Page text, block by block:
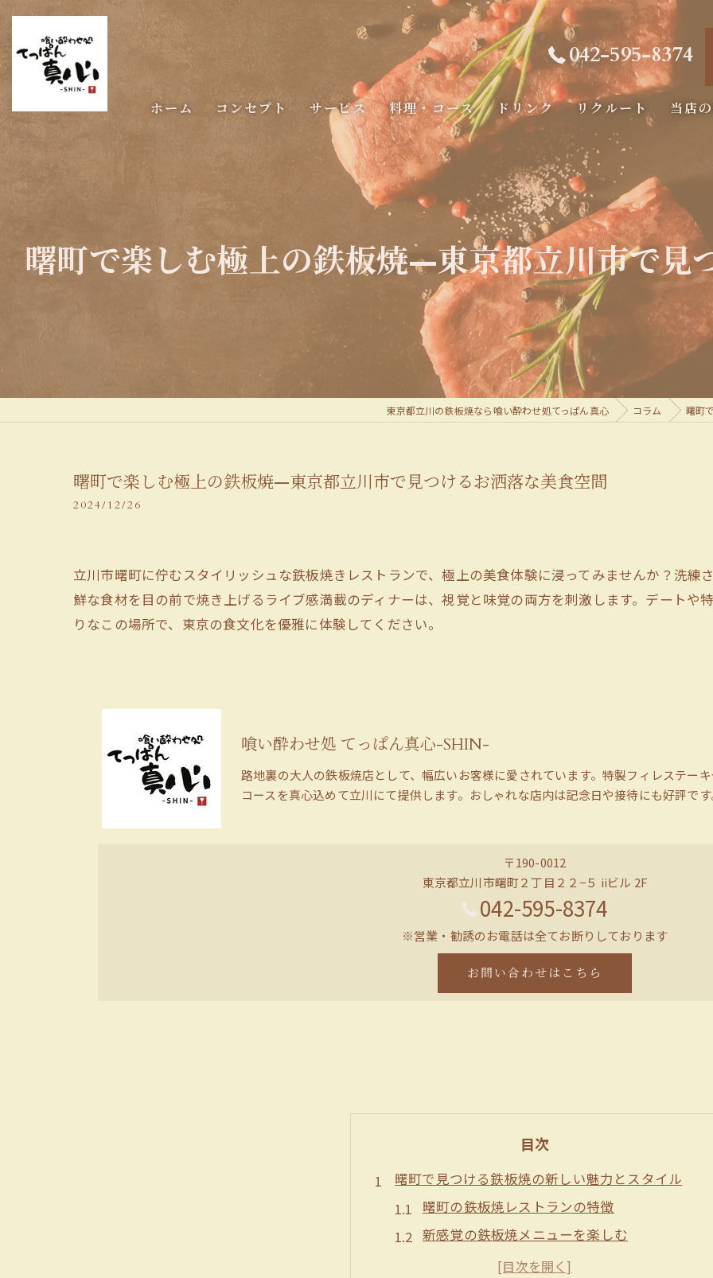
042-595-8374
ホーム コンセプト サービス 料理・コース ドリンク リクルート 当店
海鮮
フィレ
記念日
ディナ
曙町で楽しむ極上の鉄板焼—東京都立川市で見
東京都立川の鉄板焼なら喰い酔わせ処てっぱん真心 コラム 曙町
曙町で楽しむ極上の鉄板焼—東京都立川市で見つけるお洒落な美食空間
2024/12/26
立川市曙町に佇むスタイリッシュな鉄板焼きレストランで、極上の美食体験に浸ってみませんか？洗練
鮮な食材を目の前で焼き上げるライブ感満載のディナーは、視覚と味覚の両方を刺激します。デートや
りなこの場所で、東京の食文化を優雅に体験してください。
喰い酔わせ処 てっぱん真心-SHIN-
路地裏の大人の鉄板焼店として、幅広いお客様に愛されています。特製フィレステー
コースを真心込めて立川にて提供します。おしゃれな店内は記念日や接待にも好評で
〒190-0012
東京都立川市曙町２丁目２２−５ iiビル 2F
042-595-8374
※営業・勧誘のお電話は全てお断りしております
お問い合わせはこちら
目次
曙町で見つける鉄板焼の新しい魅力とスタイル
曙町の鉄板焼レストランの特徴
新感覚の鉄板焼メニューを楽しむ
鉄板焼のライブパフォーマンスが魅力